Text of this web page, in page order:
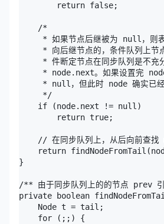
        return false;
    /*
* 如果节点后继被为 null，则
* 向后继节点的，条件队列上
* 件断定节点在同步队列是不
* node.next。如果设置完
* null，但此时 node 确实已
     */
    if (node.next != null)
        return true;
// 在同步队列上，从后向前查找
return
}
/** 由于同步队列上的的节点 prev
private boolean
    Node t = tail;
    for (;;) {